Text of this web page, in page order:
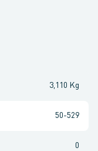
3,110 Kg
50-529
0